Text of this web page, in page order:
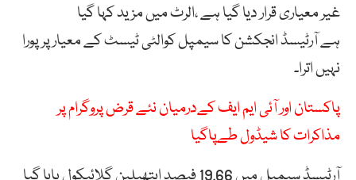
غیر معیاری قرار دیا گیا ہے ،الرٹ میں مزید کہا گیا
ہے آرٹیسڈ انجکشن کا سیمپل کوالٹی ٹیسٹ کے معیار پر پورا
نہیں اترا۔
پاکستان اور آئی ایم ایف کےدرمیان نئے قرض پروگرام پر
مذاکرات کا شیڈول طےپاگیا